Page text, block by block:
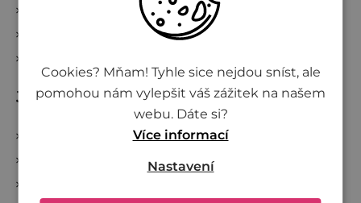
Doprava a platba
Reklamace a zrušení objednávky
Jsme Živina
Společně proti plýtvání
Cookies? Mňam! Tyhle sice nejdou sníst, ale
pomohou nám vylepšit váš zážitek na našem
webu. Dáte si?
Více informací
Nastavení